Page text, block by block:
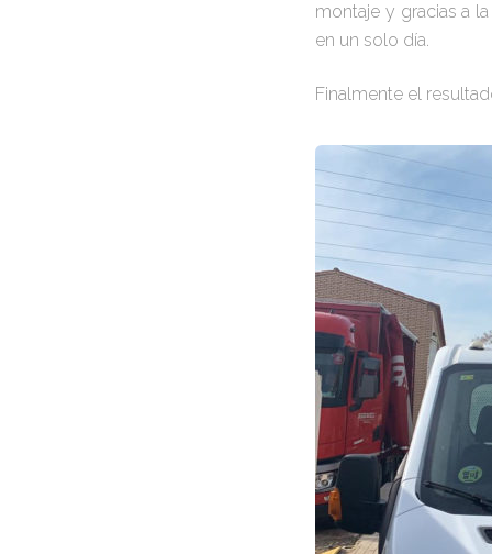
montaje y gracias a
en un solo día.
Finalmente el